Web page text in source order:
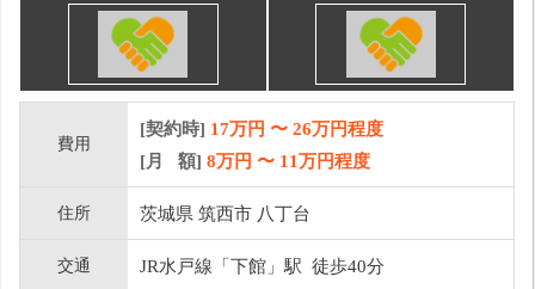
費用
[契約時] 17万円 〜 26万円程度
[月 額] 8万円 〜 11万円程度
住所 茨城県 筑西市 八丁台
交通 JR水戸線「下館」駅 徒歩40分